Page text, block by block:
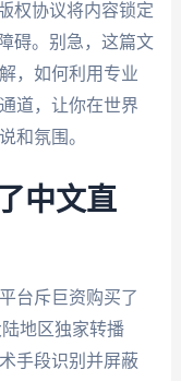
权协议将内容锁定
碍。别急，这篇文
，如何利用专业
道，让你在世界
和氛围。
中文直
台斥巨资购买了
地区独家转播
手段识别并屏蔽